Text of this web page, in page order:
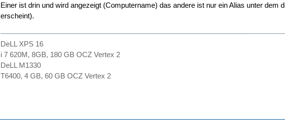
Einer ist drin und wird angezeigt (Computername) das andere ist nur ein Alias unter dem
erscheint).
DeLL XPS 16
i 7 620M, 8GB, 180 GB OCZ Vertex 2
DeLL M1330
T6400, 4 GB, 60 GB OCZ Vertex 2